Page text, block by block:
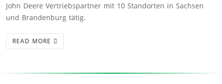
John Deere Vertriebspartner mit 10 Standorten in Sachsen
und Brandenburg tätig.
READ MORE